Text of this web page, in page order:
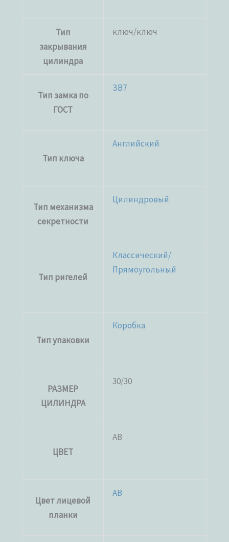
Тип
закрывания
цилиндра
ключ/ключ
Тип замка по
ГОСТ
ЗВ7
Тип ключа
Английский
Тип механизма
секретности
Цилиндровый
Тип ригелей
Классический/
Прямоугольный
Тип упаковки
Коробка
РАЗМЕР
ЦИЛИНДРА
30/30
ЦВЕТ
AB
Цвет лицевой
планки
AB